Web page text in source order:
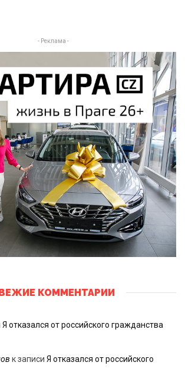
- Реклама -
КОММЕНТАРИИ
Я отказался от российского гражданства
к записи Я отказался от российского